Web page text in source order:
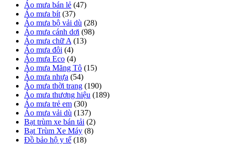
Áo mưa bán lẻ (47)
Áo mưa bít (37)
Áo mưa bộ vải dù (28)
Áo mưa cánh dơi (98)
Áo mưa chữ A (13)
Áo mưa đôi (4)
Áo mưa Eco (4)
Áo mưa Măng Tô (15)
Áo mưa nhựa (54)
Áo mưa thời trang (190)
Áo mưa thương hiệu (189)
Áo mưa trẻ em (30)
Áo mưa vải dù (137)
Bạt trùm xe bán tải (2)
Bạt Trùm Xe Máy (8)
Đồ bảo hộ y tế (18)